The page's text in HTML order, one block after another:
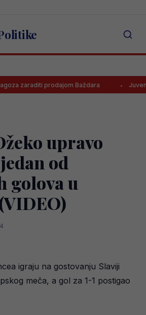
prodajom Baždara Juventus
upravo
od
golova u
igraju na gostovanju Slaviji
meča, a gol za 1-1 postigao